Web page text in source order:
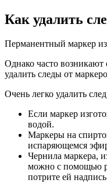
Как удалить
Перманентный маркер
Однако часто возникают
удалить следы от
Очень легко удалить
Если маркер
водой.
Маркеры на
испаряющемся
Чернила маркера,
можно с помощью
потрите ей